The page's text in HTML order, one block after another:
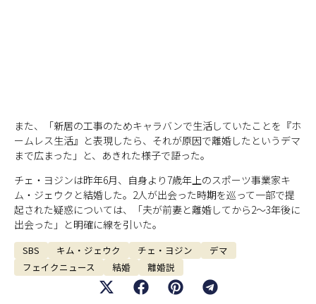
また、「新居の工事のためキャラバンで生活していたことを『ホ
ームレス生活』と表現したら、それが原因で離婚したというデマ
まで広まった」と、あきれた様子で語った。
チェ・ヨジンは昨年6月、自身より7歳年上のスポーツ事業家キ
ム・ジェウクと結婚した。2人が出会った時期を巡って一部で提
起された疑惑については、「夫が前妻と離婚してから2～3年後に
出会った」と明確に線を引いた。
SBS キム・ジェウク チェ・ヨジン
デマ
フェイクニュース
結婚 離婚説